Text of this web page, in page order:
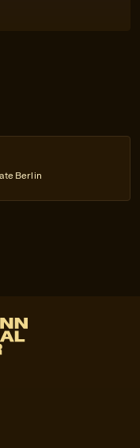
Berlin